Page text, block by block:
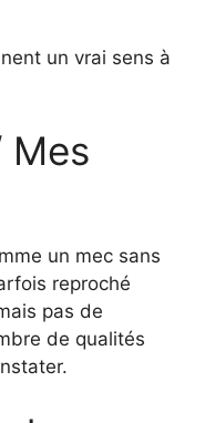
un vrai sens à
Mes
un mec sans
reproché
pas de
de qualités